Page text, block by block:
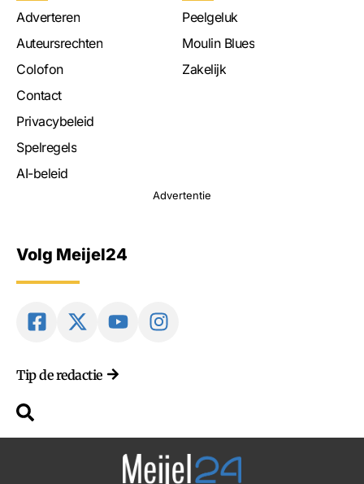
Adverteren
Auteursrechten
Colofon
Contact
Privacybeleid
Spelregels
AI-beleid
Peelgeluk
Moulin Blues
Zakelijk
Advertentie
Volg Meijel24
Tip de redactie